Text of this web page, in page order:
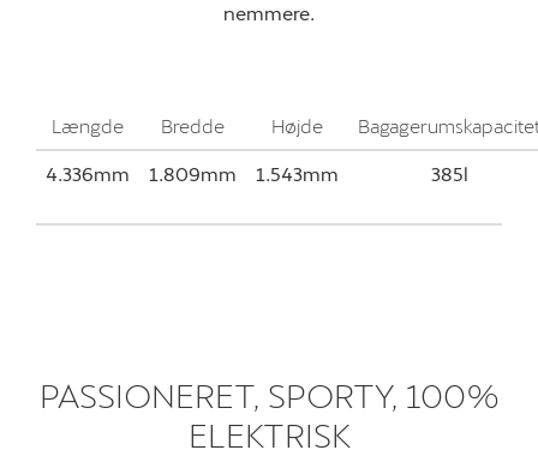
nemmere.
Længde Bredde Højde
4.336mm 1.809mm 1.543mm 385l
PASSIONERET, SPORTY, 100%
ELEKTRISK